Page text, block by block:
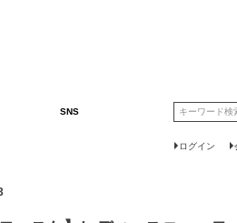
SNS
ログイン